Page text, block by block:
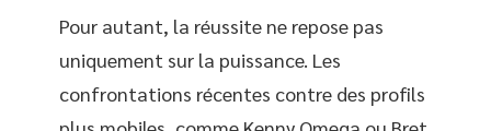
Pour autant, la réussite ne repose pas
uniquement sur la puissance. Les
confrontations récentes contre des profils